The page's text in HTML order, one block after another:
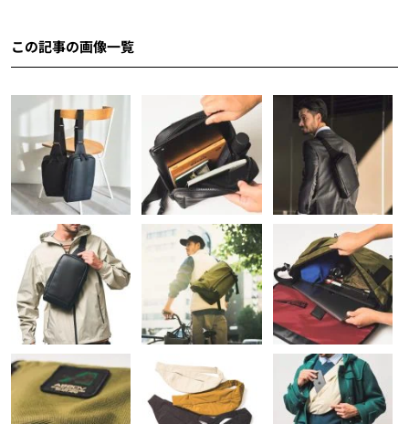
この記事の画像一覧